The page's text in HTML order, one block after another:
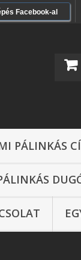
Facebook-al
PÁLINKÁS